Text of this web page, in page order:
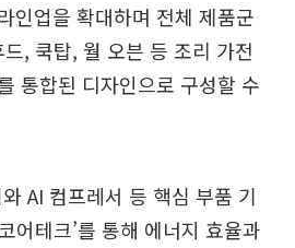
인업을 확대하며 전체 제품군
, 쿡탑, 월 오븐 등 조리 가전
통합된 디자인으로 구성할 수
AI 컴프레서 등 핵심 부품 기
어테크’를 통해 에너지 효율과